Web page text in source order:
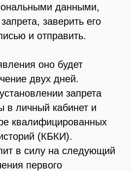
данными,
заверить его
и отправить.
оно будет
двух дней.
запрета
в личный кабинет и
квалифицированных
(КБКИ).
в силу на следующий
первого